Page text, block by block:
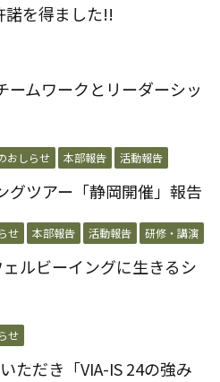
諾を得ました!!
ームワークとリーダーシッ
おしらせ 本部報告 活動報告
グツアー「静岡開催」報告
せ 本部報告 活動報告 研修・講演
ルビーイングに生きるシ
せ
ただき「VIA-IS 24の強み